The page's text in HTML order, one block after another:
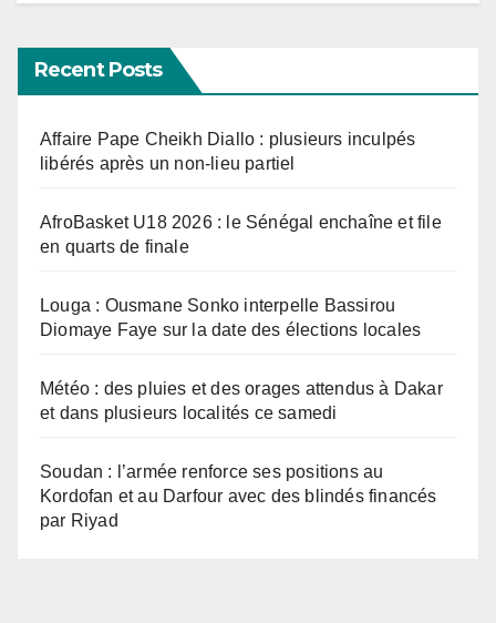
Recent Posts
Affaire Pape Cheikh Diallo : plusieurs inculpés
libérés après un non-lieu partiel
AfroBasket U18 2026 : le Sénégal enchaîne et file
en quarts de finale
Louga : Ousmane Sonko interpelle Bassirou
Diomaye Faye sur la date des élections locales
Météo : des pluies et des orages attendus à Dakar
et dans plusieurs localités ce samedi
Soudan : l’armée renforce ses positions au
Kordofan et au Darfour avec des blindés financés
par Riyad